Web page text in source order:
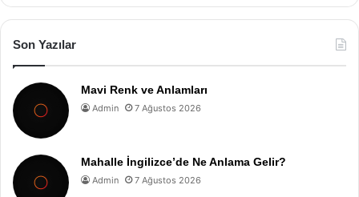
Son Yazılar
Mavi Renk ve Anlamları
Admin 7 Ağustos 2026
Mahalle İngilizce’de Ne Anlama Gelir?
Admin 7 Ağustos 2026